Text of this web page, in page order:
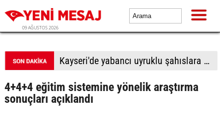
09 AĞUSTOS 2026
BTP Antalya İl Başkanlığından yoğun mesai: İl binasında ve Manavgat'ta üye buluşmaları
4+4+4 eğitim sistemine yönelik araştırma
sonuçları açıklandı